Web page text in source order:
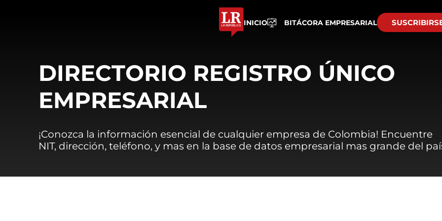
INICIO BITÁCORA EMPRESARIAL
DIRECTORIO REGISTRO ÚNICO
EMPRESARIAL
¡Conozca la información esencial de cualquier empresa de Colombia! Encuentre
NIT, dirección, teléfono, y mas en la base de datos empresarial mas grande del